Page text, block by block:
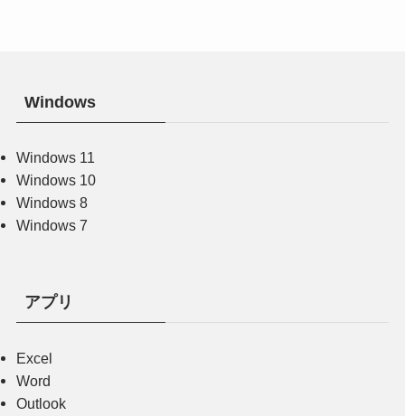
Windows
Windows 11
Windows 10
Windows 8
Windows 7
アプリ
Excel
Word
Outlook